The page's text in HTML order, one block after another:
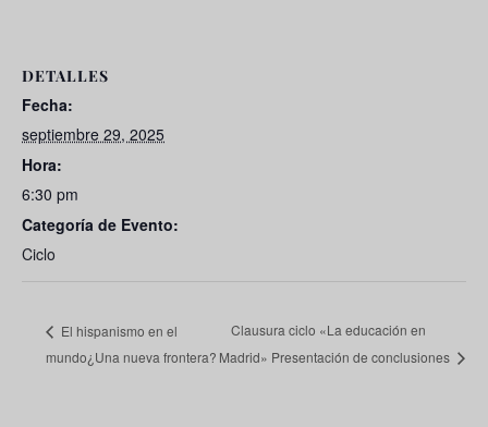
DETALLES
Fecha:
septiembre 29, 2025
Hora:
6:30 pm
Categoría de Evento:
Ciclo
El hispanismo en el
mundo¿Una nueva frontera?
Clausura ciclo «La educación en
Madrid» Presentación de conclusiones